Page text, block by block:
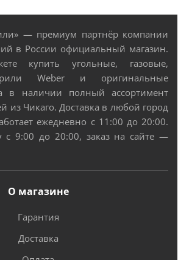
— премиум партнёр компании
в России официальный магазин.
купить угольные, газовые,
Weber и оригинальные
в наличии полный ассортимент
из Чикаго. Доставка в любой город
ежедневно с 11:00 до 20:00.
с 9:00 до 20:00, заказ на сайте —
О магазине
Гарантия
Доставка